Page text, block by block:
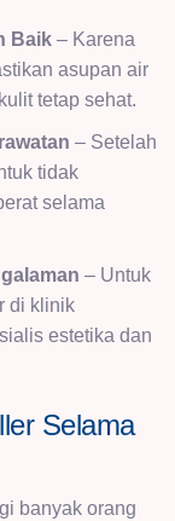
Baik – Karena
asupan air
tetap sehat.
– Setelah
tidak
selama
– Untuk
di klinik
estetika dan
Selama
banyak orang